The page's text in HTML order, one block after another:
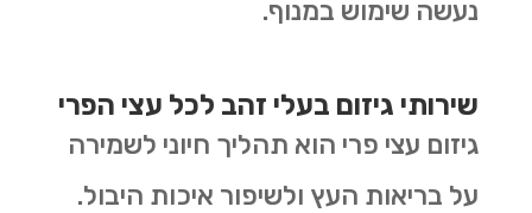
נעשה שימוש במנוף.
שירותי גיזום בעלי זהב לכל עצי הפרי
גיזום עצי פרי הוא תהליך חיוני לשמירה
על בריאות העץ ולשיפור איכות היבול.